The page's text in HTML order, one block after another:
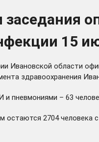
заседания
15
Ивановской области
здравоохранения
пневмониями – 63
2704 человека